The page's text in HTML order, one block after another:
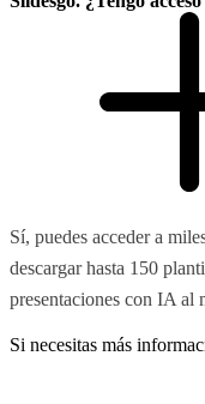
Sí, puedes acceder a
descargar hasta 150
presentaciones con IA al
Si necesitas más